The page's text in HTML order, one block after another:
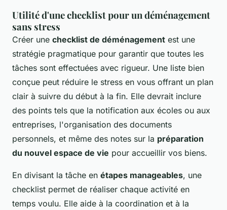
Utilité d'une checklist pour un déménagement
sans stress
Créer une checklist de déménagement est une
stratégie pragmatique pour garantir que toutes les
tâches sont effectuées avec rigueur. Une liste bien
conçue peut réduire le stress en vous offrant un plan
clair à suivre du début à la fin. Elle devrait inclure
des points tels que la notification aux écoles ou aux
entreprises, l'organisation des documents
personnels, et même des notes sur la préparation
du nouvel espace de vie pour accueillir vos biens.
En divisant la tâche en étapes manageables, une
checklist permet de réaliser chaque activité en
temps voulu. Elle aide à la coordination et à la